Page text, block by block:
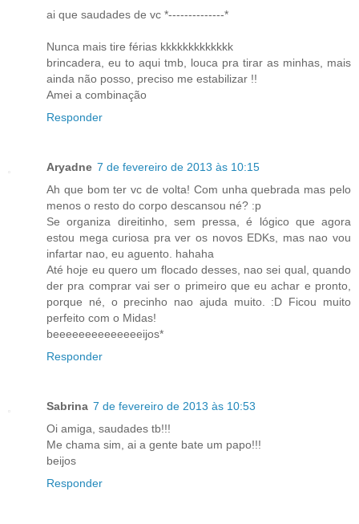
ai que saudades de vc *--------------*
Nunca mais tire férias kkkkkkkkkkkkk
brincadera, eu to aqui tmb, louca pra tirar as minhas, mais
ainda não posso, preciso me estabilizar !!
Amei a combinação
Responder
Aryadne 7 de fevereiro de 2013 às 10:15
Ah que bom ter vc de volta! Com unha quebrada mas pelo
menos o resto do corpo descansou né? :p
Se organiza direitinho, sem pressa, é lógico que agora
estou mega curiosa pra ver os novos EDKs, mas nao vou
infartar nao, eu aguento. hahaha
Até hoje eu quero um flocado desses, nao sei qual, quando
der pra comprar vai ser o primeiro que eu achar e pronto,
porque né, o precinho nao ajuda muito. :D Ficou muito
perfeito com o Midas!
beeeeeeeeeeeeeeijos*
Responder
Sabrina 7 de fevereiro de 2013 às 10:53
Oi amiga, saudades tb!!!
Me chama sim, ai a gente bate um papo!!!
beijos
Responder